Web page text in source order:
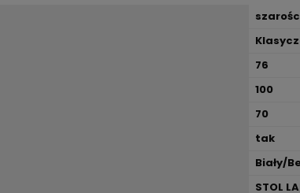
76
100
70
tak
Biały/
STOL